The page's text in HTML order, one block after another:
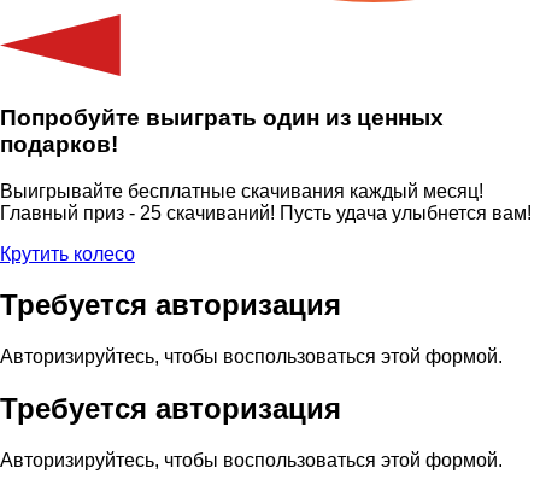
Попробуйте выиграть один из ценных
подарков!
Выигрывайте бесплатные скачивания каждый месяц!
Главный приз - 25 скачиваний! Пусть удача улыбнется вам!
Крутить колесо
Требуется авторизация
Авторизируйтесь, чтобы воспользоваться этой формой.
Требуется авторизация
Авторизируйтесь, чтобы воспользоваться этой формой.